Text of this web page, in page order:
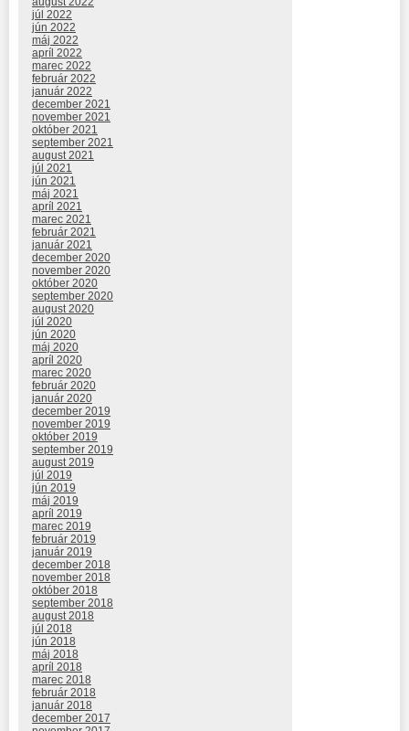
júl 2022
jún 2022
máj 2022
apríl 2022
marec 2022
február 2022
január 2022
december 2021
november 2021
október 2021
september 2021
august 2021
júl 2021
jún 2021
máj 2021
apríl 2021
marec 2021
február 2021
január 2021
december 2020
november 2020
október 2020
september 2020
august 2020
júl 2020
jún 2020
máj 2020
apríl 2020
marec 2020
február 2020
január 2020
december 2019
november 2019
október 2019
september 2019
august 2019
júl 2019
jún 2019
máj 2019
apríl 2019
marec 2019
február 2019
január 2019
december 2018
november 2018
október 2018
september 2018
august 2018
júl 2018
jún 2018
máj 2018
apríl 2018
marec 2018
február 2018
január 2018
december 2017